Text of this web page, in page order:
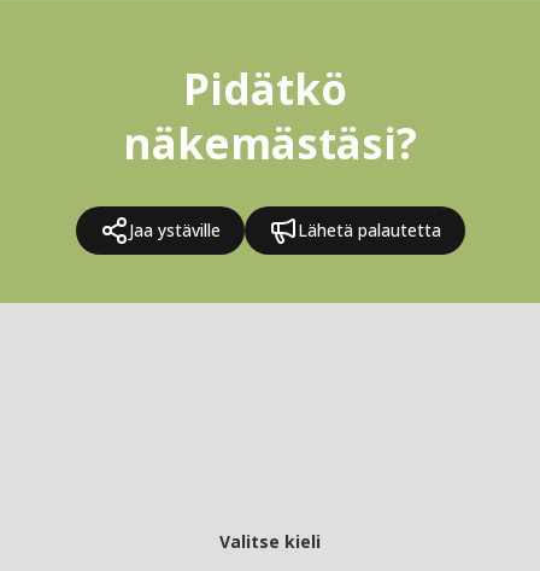
Pidätkö
näkemästäsi?
Jaa ystäville Lähetä palautetta
Valitse kieli